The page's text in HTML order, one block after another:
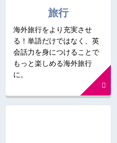
旅行
海外旅行をより充実させ
る！単語だけではなく、英
会話力を身につけることで
もっと楽しめる海外旅行
に。